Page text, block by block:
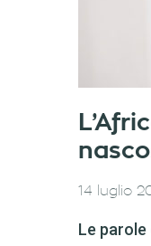
14 luglio
Le